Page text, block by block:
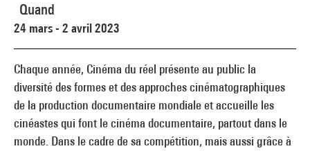
Chaque année, Cinéma du réel présente au public la
diversité des formes et des approches cinématographiques
de la production documentaire mondiale et accueille les
cinéastes qui font le cinéma documentaire, partout dans le
monde. Dans le cadre de sa compétition, mais aussi grâce à
Quand
24 mars - 2 avril 2023